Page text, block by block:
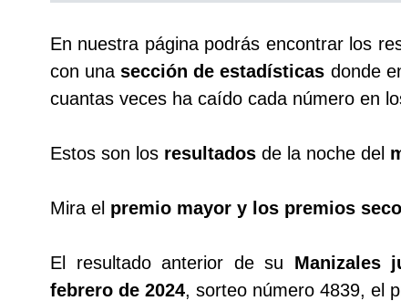
En nuestra página podrás encontrar los
con unasección de estadísticas donde
cuantas veces ha caído cada número en
Estos son los resultados de la noche del
Mira el premio mayor y los premios
El resultado anterior de su Manizales
febrero de 2024, sorteo número 4839, el